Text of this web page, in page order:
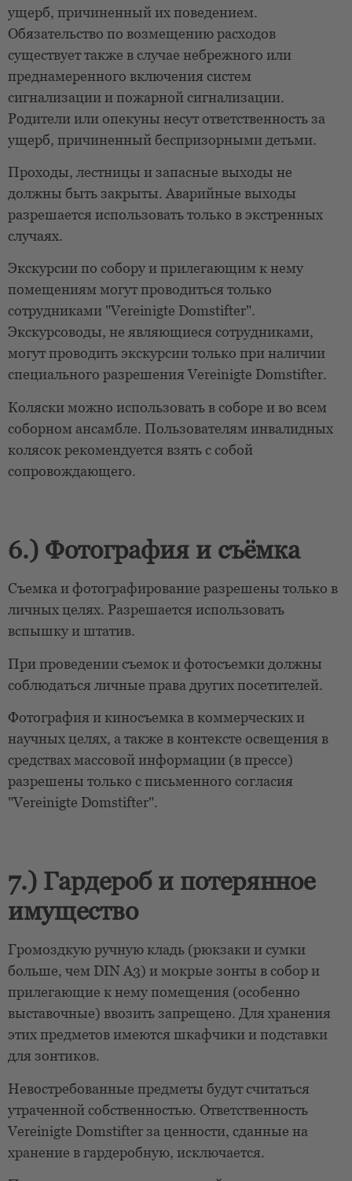
ущерб, причиненный их поведением.
Обязательство по возмещению расходов
существует также в случае небрежного или
преднамеренного включения систем
сигнализации и пожарной сигнализации.
Родители или опекуны несут ответственность за
ущерб, причиненный беспризорными детьми.
Проходы, лестницы и запасные выходы не
должны быть закрыты. Аварийные выходы
разрешается использовать только в экстренных
случаях.
Экскурсии по собору и прилегающим к нему
помещениям могут проводиться только
сотрудниками "Vereinigte Domstifter".
Экскурсоводы, не являющиеся сотрудниками,
могут проводить экскурсии только при наличии
специального разрешения Vereinigte Domstifter.
Коляски можно использовать в соборе и во всем
соборном ансамбле. Пользователям инвалидных
колясок рекомендуется взять с собой
сопровождающего.
6.) Фотография и съёмка
Съемка и фотографирование разрешены только в
личных целях. Разрешается использовать
вспышку и штатив.
При проведении съемок и фотосъемки должны
соблюдаться личные права других посетителей.
Фотография и киносъемка в коммерческих и
научных целях, а также в контексте освещения в
средствах массовой информации (в прессе)
разрешены только с письменного согласия
"Vereinigte Domstifter".
7.) Гардероб и потерянное
имущество
Громоздкую ручную кладь (рюкзаки и сумки
больше, чем DIN A3) и мокрые зонты в собор и
прилегающие к нему помещения (особенно
выставочные) ввозить запрещено. Для хранения
этих предметов имеются шкафчики и подставки
для зонтиков.
Невостребованные предметы будут считаться
утраченной собственностью. Ответственность
Vereinigte Domstifter за ценности, сданные на
хранение в гардеробную, исключается.